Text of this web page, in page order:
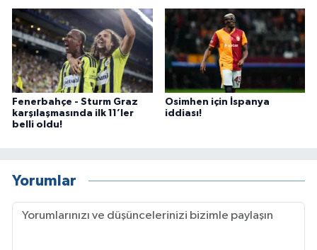
Fenerbahçe - Sturm Graz
karşılaşmasında ilk 11’ler
belli oldu!
Osimhen için İspanya
iddiası!
Yorumlar